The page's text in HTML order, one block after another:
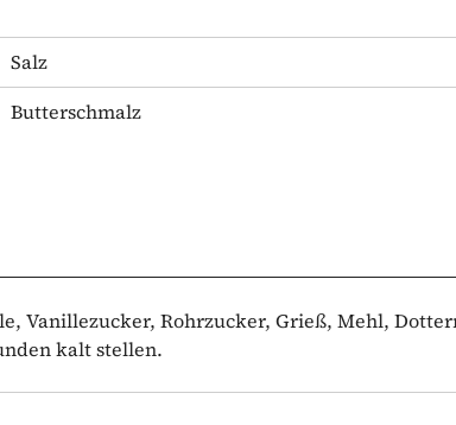
Salz
Butterschmalz
Vanillezucker, Rohrzucker, Grieß, Mehl,
kalt stellen.